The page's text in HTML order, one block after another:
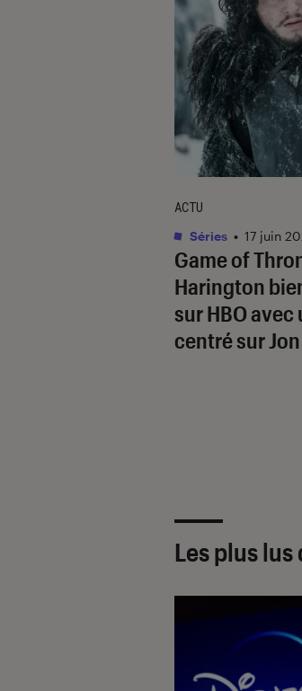
Game of
Harington
sur HBO
centré sur
ACTU
Séries • 17 juin
Les plus lus